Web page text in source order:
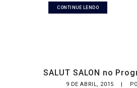
CONTINUE LENDO
SALUT SALON no
9 DE ABRIL, 2015 |